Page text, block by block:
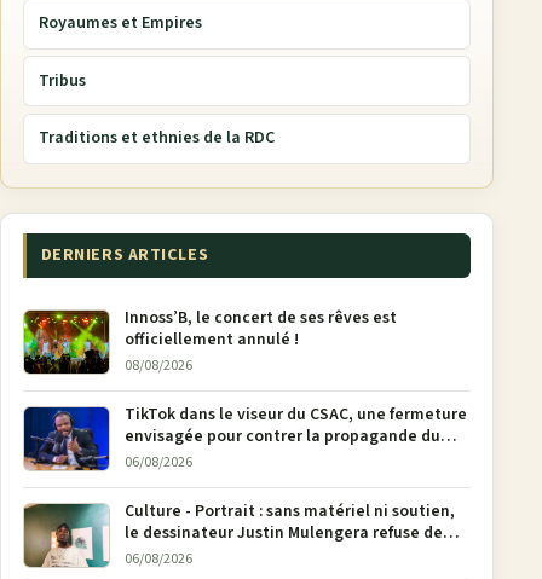
Royaumes et Empires
Tribus
Traditions et ethnies de la RDC
DERNIERS ARTICLES
Innoss’B, le concert de ses rêves est
officiellement annulé !
08/08/2026
TikTok dans le viseur du CSAC, une fermeture
envisagée pour contrer la propagande du
M23
06/08/2026
Culture - Portrait : sans matériel ni soutien,
le dessinateur Justin Mulengera refuse de
poser son crayon
06/08/2026